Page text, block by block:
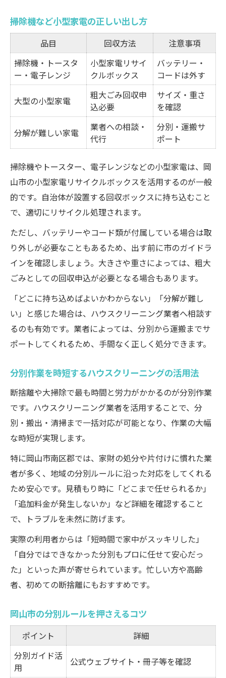
掃除機など小型家電の正しい出し方
品目 回収方法
注意事項
掃除機・トースタ
ー・電子レンジ
小型家電リサイ
クルボックス
バッテリー・
コードは外す
大型の小型家電
粗大ごみ回収申
込必要
サイズ・重さ
を確認
分解が難しい家電
業者への相談・
代行
分別・運搬サ
ポート
掃除機やトースター、電子レンジなどの小型家電は、岡
山市の小型家電リサイクルボックスを活用するのが一般
的です。自治体が設置する回収ボックスに持ち込むこと
で、適切にリサイクル処理されます。
ただし、バッテリーやコード類が付属している場合は取
り外しが必要なこともあるため、出す前に市のガイドラ
インを確認しましょう。大きさや重さによっては、粗大
ごみとしての回収申込が必要となる場合もあります。
「どこに持ち込めばよいかわからない」「分解が難し
い」と感じた場合は、ハウスクリーニング業者へ相談す
るのも有効です。業者によっては、分別から運搬までサ
ポートしてくれるため、手間なく正しく処分できます。
分別作業を時短するハウスクリーニングの活用法
断捨離や大掃除で最も時間と労力がかかるのが分別作業
です。ハウスクリーニング業者を活用することで、分
別・搬出・清掃まで一括対応が可能となり、作業の大幅
な時短が実現します。
特に岡山市南区郡では、家財の処分や片付けに慣れた業
者が多く、地域の分別ルールに沿った対応をしてくれる
ため安心です。見積もり時に「どこまで任せられるか」
「追加料金が発生しないか」など詳細を確認すること
で、トラブルを未然に防げます。
実際の利用者からは「短時間で家中がスッキリした」
「自分ではできなかった分別もプロに任せて安心だっ
た」といった声が寄せられています。忙しい方や高齢
者、初めての断捨離にもおすすめです。
岡山市の分別ルールを押さえるコツ
ポイント
詳細
分別ガイド活
用
公式ウェブサイト・冊子等を確認